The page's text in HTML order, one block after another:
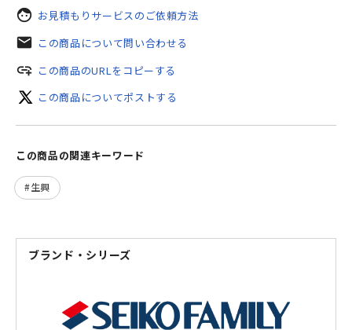
face お見積もりサービスのご依頼方法
mail この商品について問い合わせる
add_link この商品のURLをコピーする
この商品についてポストする
この商品の関連キーワード
生興
ブランド・シリーズ